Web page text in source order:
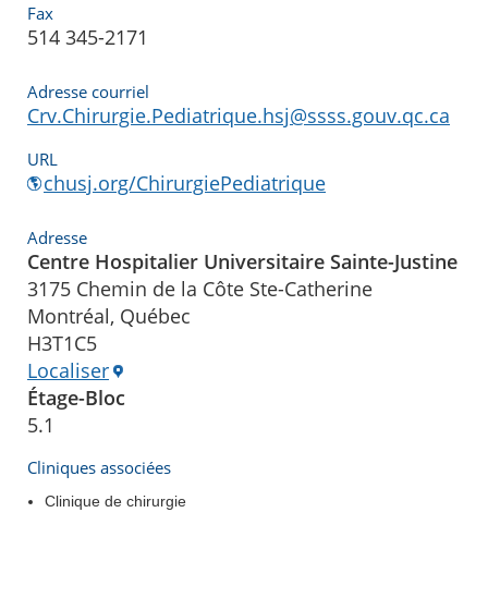
Fax
514 345-2171
Adresse courriel
Crv.Chirurgie.Pediatrique.hsj@ssss.gouv.qc.ca
URL
chusj.org/ChirurgiePediatrique
Adresse
Centre Hospitalier Universitaire Sainte-Justine
3175 Chemin de la Côte Ste-Catherine
Montréal, Québec
H3T1C5
Localiser
Étage-Bloc
5.1
Cliniques associées
Clinique de chirurgie